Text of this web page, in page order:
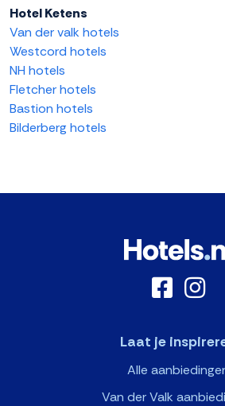
Hotel Ketens
Van der valk hotels
Westcord hotels
NH hotels
Fletcher hotels
Bastion hotels
Bilderberg hotels
Laat je
Alle
Van der Valk